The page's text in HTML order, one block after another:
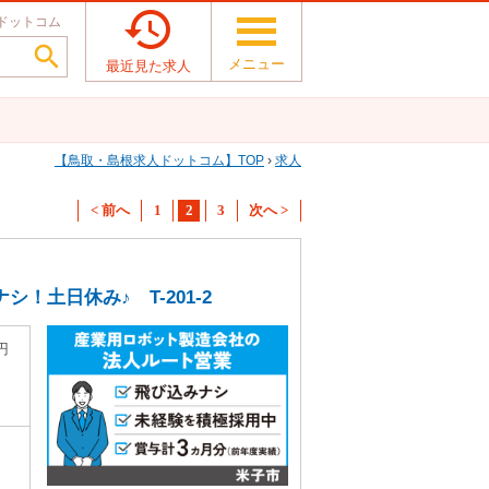
ットコム


最近見た求人 メニュー
鳥取・島根求人ドットコム TOP › 求人
< 前へ 1 2 3 次へ >
シ！土日休み♪ T-201-2